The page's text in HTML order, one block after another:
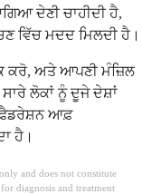
ਦੇਣੀ ਚਾਹੀਦੀ ਹੈ,
ਵਿੱਚ ਮਦਦ ਮਿਲਦੀ ਹੈ।
ਕਰੋ, ਅਤੇ ਆਪਣੀ ਮੰਜ਼ਿਲ
ਲੋਕਾਂ ਨੂੰ ਦੂਜੇ ਦੇਸ਼ਾਂ
ਫੈਡਰੇਸ਼ਨ ਆਫ਼
ਹੈ।
and does not constitute
diagnosis and treatment